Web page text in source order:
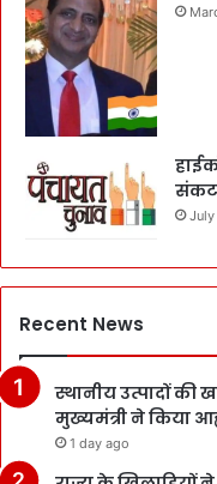
July
Recent News
स्थानीय उत्पादों
मुख्यमंत्री ने किया
1 day ago